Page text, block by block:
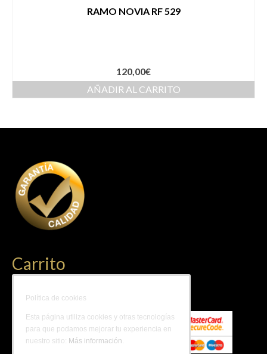
RAMO NOVIA RF 529
120,00€
AÑADIR AL CARRITO
Carrito
Política de cookies
Esta página utiliza cookies y otras tecnologías
para que podamos mejorar tu experiencia en
nuestro sitio: Más información.